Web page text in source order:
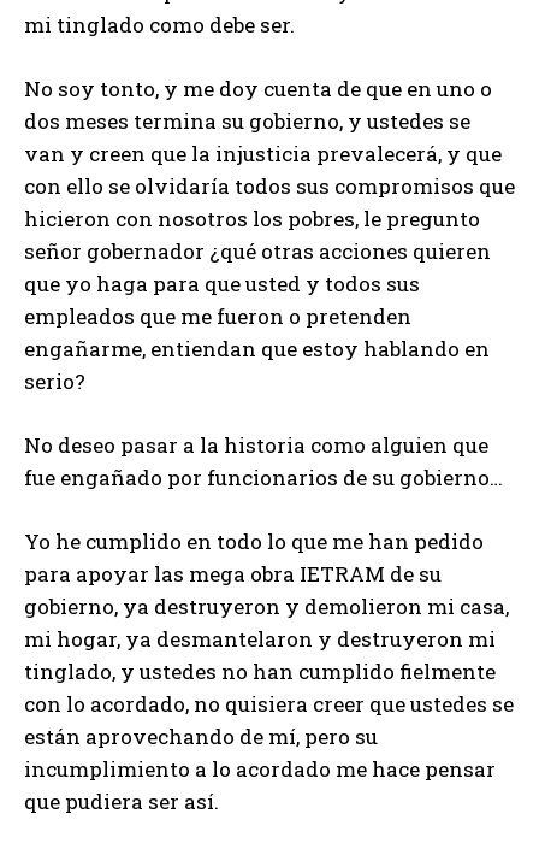
mi tinglado como debe ser.
No soy tonto, y me doy cuenta de que en uno o
dos meses termina su gobierno, y ustedes se
van y creen que la injusticia prevalecerá, y que
con ello se olvidaría todos sus compromisos que
hicieron con nosotros los pobres, le pregunto
señor gobernador ¿qué otras acciones quieren
que yo haga para que usted y todos sus
empleados que me fueron o pretenden
engañarme, entiendan que estoy hablando en
serio?
No deseo pasar a la historia como alguien que
fue engañado por funcionarios de su gobierno…
Yo he cumplido en todo lo que me han pedido
para apoyar las mega obra IETRAM de su
gobierno, ya destruyeron y demolieron mi casa,
mi hogar, ya desmantelaron y destruyeron mi
tinglado, y ustedes no han cumplido fielmente
con lo acordado, no quisiera creer que ustedes se
están aprovechando de mí, pero su
incumplimiento a lo acordado me hace pensar
que pudiera ser así.